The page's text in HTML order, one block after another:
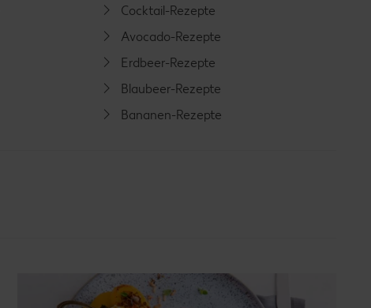
Cocktail-Rezepte
Avocado-Rezepte
Erdbeer-Rezepte
Blaubeer-Rezepte
Bananen-Rezepte